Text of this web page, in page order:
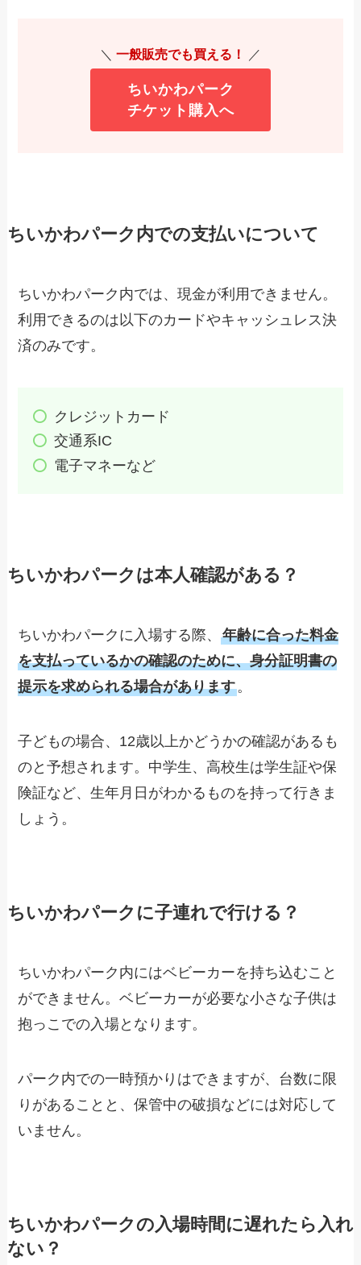
＼ 一般販売でも買える！ ／
ちいかわパーク
チケット購入へ
ちいかわパーク内での支払いについて
ちいかわパーク内では、現金が利用できません。
利用できるのは以下のカードやキャッシュレス決
済のみです。
クレジットカード
交通系IC
電子マネーなど
ちいかわパークは本人確認がある？
ちいかわパークに入場する際、年齢に合った料金
を支払っているかの確認のために、身分証明書の
提示を求められる場合があります。
子どもの場合、12歳以上かどうかの確認があるも
のと予想されます。中学生、高校生は学生証や保
険証など、生年月日がわかるものを持って行きま
しょう。
ちいかわパークに子連れで行ける？
ちいかわパーク内にはベビーカーを持ち込むこと
ができません。ベビーカーが必要な小さな子供は
抱っこでの入場となります。
パーク内での一時預かりはできますが、台数に限
りがあることと、保管中の破損などには対応して
いません。
ちいかわパークの入場時間に遅れたら入れ
ない？